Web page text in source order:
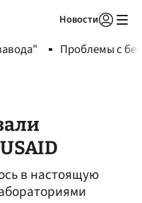
Новости
Проблемы с
в настоящую